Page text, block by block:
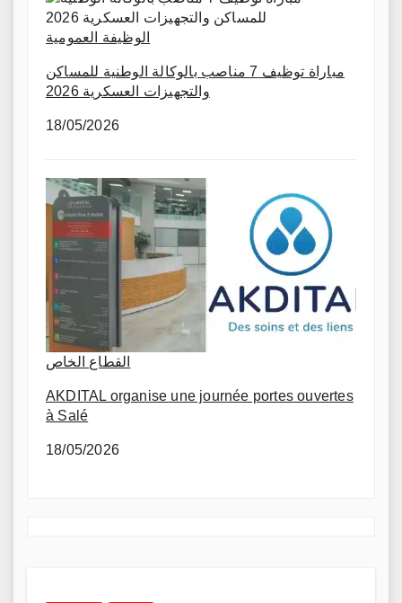
الوظيفة العمومية
مباراة توظيف 7 مناصب بالوكالة الوطنية للمساكن
والتجهيزات العسكرية 2026
18/05/2026
القطاع الخاص
AKDITAL organise une journée portes ouvertes
à Salé
18/05/2026